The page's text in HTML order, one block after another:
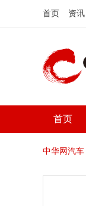
首页 资讯
首页
中华网汽车